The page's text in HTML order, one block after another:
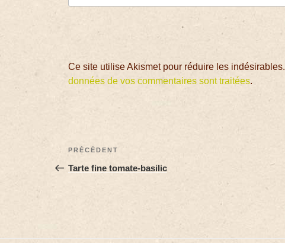
Ce site utilise Akismet pour réduire les indésirables.
données de vos commentaires sont traitées.
PRÉCÉDENT
Tarte fine tomate-basilic